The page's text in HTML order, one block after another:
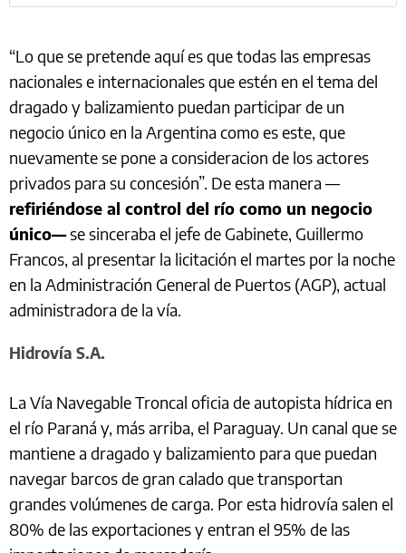
“Lo que se pretende aquí es que todas las empresas
nacionales e internacionales que estén en el tema del
dragado y balizamiento puedan participar de un
negocio único en la Argentina como es este, que
nuevamente se pone a consideracion de los actores
privados para su concesión”. De esta manera —
refiriéndose al control del río como un negocio
único—se sinceraba el jefe de Gabinete, Guillermo
Francos, al presentar la licitación el martes por la noche
en la Administración General de Puertos (AGP), actual
administradora de la vía.
Hidrovía S.A.
La Vía Navegable Troncal oficia de autopista hídrica en
el río Paraná y, más arriba, el Paraguay. Un canal que se
mantiene a dragado y balizamiento para que puedan
navegar barcos de gran calado que transportan
grandes volúmenes de carga. Por esta hidrovía salen el
80% de las exportaciones y entran el 95% de las